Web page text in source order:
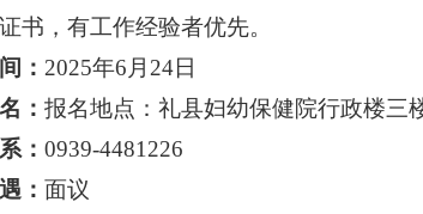
书，有工作经验者优先。
： 2025年6月24日
： 报名地点：礼县妇幼保健院行政楼三
： 0939-4481226
： 面议